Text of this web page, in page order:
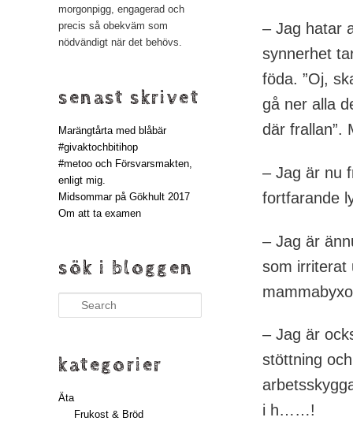
– Jag hatar
synnerhet
föda. ”Oj,
gå ner alla
där frallan”.
– Jag är nu
fortfarande
– Jag är
som irriterat
– Jag är
stöttning
i h……!
morgonpigg, engagerad och
precis så obekväm som
nödvändigt när det behövs.
senast skrivet
Marängtårta med blåbär
#givaktochbitihop
#metoo och Försvarsmakten,
enligt mig.
Midsommar på Gökhult 2017
Om att ta examen
sök i bloggen
Search
kategorier
Äta
Frukost & Bröd